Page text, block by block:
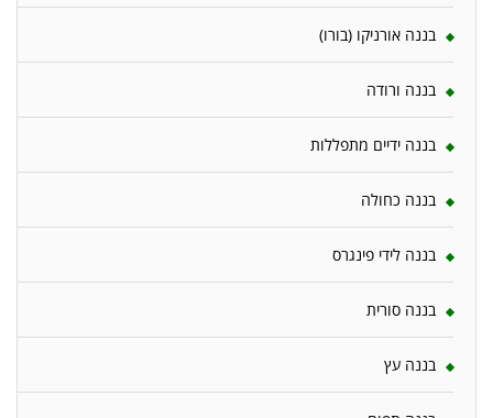
בננה אורניקו (בורו)
בננה ורודה
בננה ידיים מתפללות
בננה כחולה
בננה לידי פינגרס
בננה סורית
בננה עץ